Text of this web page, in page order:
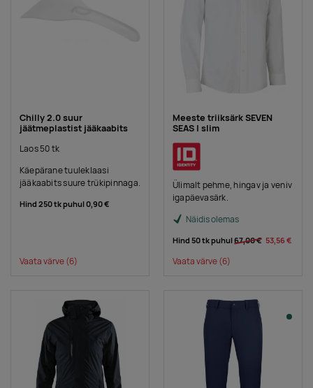
Chilly 2.0 suur
jäätmeplastist jääkaabits
Laos 50 tk
Käepärane tuuleklaasi
jääkaabits suure trükipinnaga.
Hind 250 tk puhul0,90 €
Vaata värve(6)
Meeste triiksärk SEVEN
SEAS | slim
Ülimalt pehme, hingav ja veniv
igapäevasärk.
Näidis olemas
Hind 50 tk puhul67,00 € 53,56 €
Vaata värve(6)